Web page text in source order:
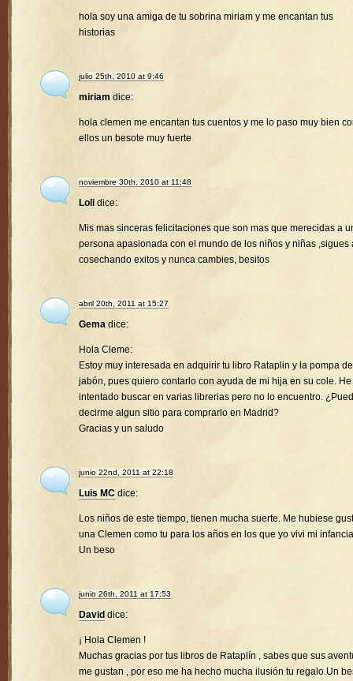
hola soy una amiga de tu sobrina miriam y me encantan tus
historias
julio 25th, 2010 at 9:46
miriam dice:
hola clemen me encantan tus cuentos y me lo paso muy bien
ellos un besote muy fuerte
noviembre 30th, 2010 at 11:48
Loli dice:
Mis mas sinceras felicitaciones que son mas que merecidas a
persona apasionada con el mundo de los niños y niñas ,sigues
cosechando exitos y nunca cambies, besitos
abril 20th, 2011 at 15:27
Gema dice:
Hola Cleme:
Estoy muy interesada en adquirir tu libro Rataplin y la pompa de
jabón, pues quiero contarlo con ayuda de mi hija en su cole. He
intentado buscar en varias librerias pero no lo encuentro.
decirme algun sitio para comprarlo en Madrid?
Gracias y un saludo
junio 22nd, 2011 at 22:18
Luis MC dice:
Los niños de este tiempo, tienen mucha suerte. Me hubiese
una Clemen como tu para los años en los que yo vivi mi
Un beso
junio 26th, 2011 at 17:53
David dice:
¡ Hola Clemen !
Muchas gracias por tus libros de Rataplín , sabes que sus
me gustan , por eso me ha hecho mucha ilusión tu regalo.Un